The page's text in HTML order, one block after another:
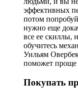
эффективных
потом
нужно еще
все ее скиллы,
обучитесь
Уильям
поможет проще
Покупать